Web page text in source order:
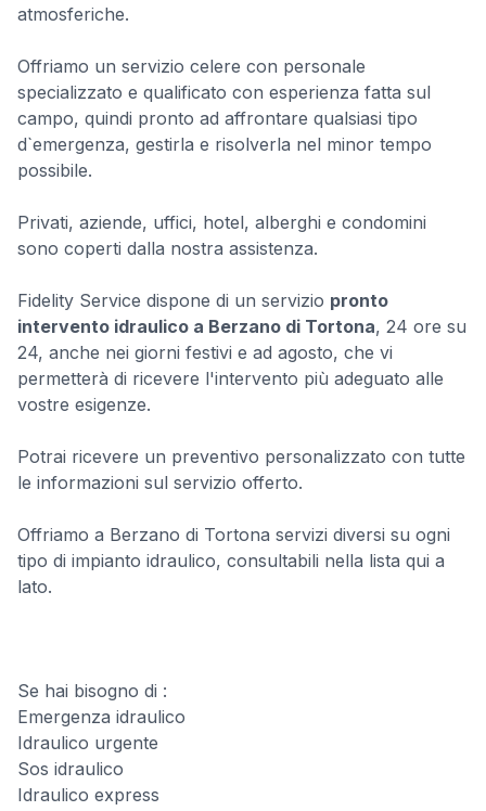
atmosferiche.
Offriamo un servizio celere con personale
specializzato e qualificato con esperienza fatta sul
campo, quindi pronto ad affrontare qualsiasi tipo
d`emergenza, gestirla e risolverla nel minor tempo
possibile.
Privati, aziende, uffici, hotel, alberghi e condomini
sono coperti dalla nostra assistenza.
Fidelity Service dispone di un servizio pronto
intervento idraulico a Berzano di Tortona, 24 ore su
24, anche nei giorni festivi e ad agosto, che vi
permetterà di ricevere l'intervento più adeguato alle
vostre esigenze.
Potrai ricevere un preventivo personalizzato con tutte
le informazioni sul servizio offerto.
Offriamo a Berzano di Tortona servizi diversi su ogni
tipo di impianto idraulico, consultabili nella lista qui a
lato.
Se hai bisogno di :
Emergenza idraulico
Idraulico urgente
Sos idraulico
Idraulico express